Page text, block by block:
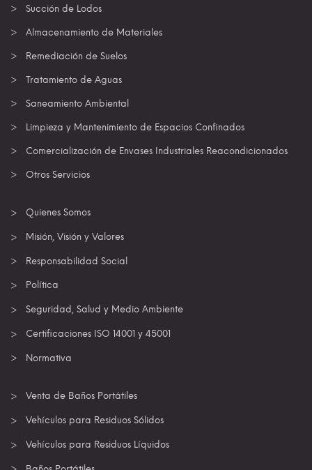
Succión de Lodos
Almacenamiento de Materiales
Remediación de Suelos
Tratamiento de Aguas
Saneamiento Ambiental
Limpieza y Mantenimiento de Espacios Confinados
Comercialización de Envases Industriales Reacondicionados
Otros Servicios
Quienes Somos
Misión, Visión y Valores
Responsabilidad Social
Política
Seguridad, Salud y Medio Ambiente
Certificaciones ISO 14001 y 45001
Normativa
Venta de Baños Portátiles
Vehículos para Residuos Sólidos
Vehículos para Residuos Líquidos